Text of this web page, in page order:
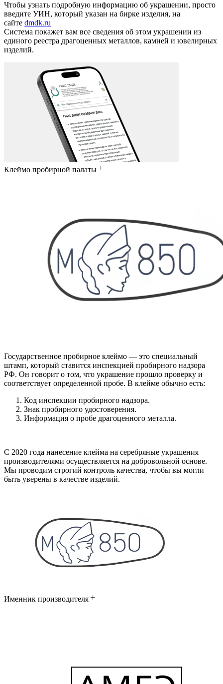
Чтобы узнать подробную информацию об украшении, просто
введите УИН, который указан на бирке изделия, на
сайте dmdk.ru
Система покажет вам все сведения об этом украшении из
единого реестра драгоценных металлов, камней и ювелирных
изделий.
Клеймо пробирной палаты
Государственное пробирное клеймо — это специальный
штамп, который ставится инспекцией пробирного надзора
РФ. Он говорит о том, что украшение прошло проверку и
соответствует определенной пробе. В клейме обычно есть:
Код инспекции пробирного надзора.
Знак пробирного удостоверения.
Информация о пробе драгоценного металла.
С 2020 года нанесение клейма на серебряные украшения
производителями осуществляется на добровольной основе.
Мы проводим строгий контроль качества, чтобы вы могли
быть уверены в качестве изделий.
Именник производителя